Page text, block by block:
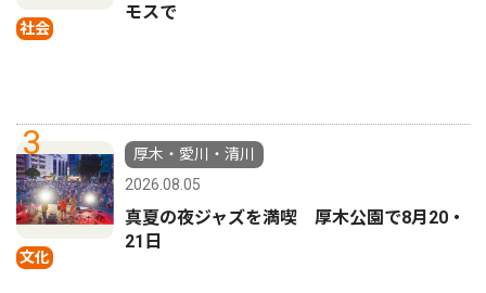
社会
モスで
3
文化
厚木・愛川・清川
2026.08.05
真夏の夜ジャズを満喫 厚木公園で8月20・
21日